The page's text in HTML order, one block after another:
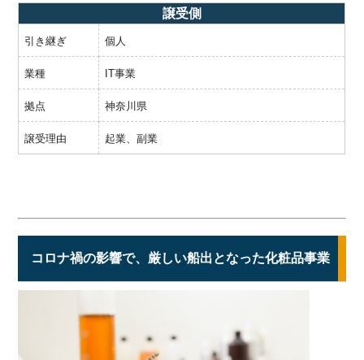
譲受側
引き継ぎ 個人
業種 IT事業
拠点 神奈川県
譲受理由 起業、副業
コロナ禍の影響で、厳しい船出となった化粧品事業